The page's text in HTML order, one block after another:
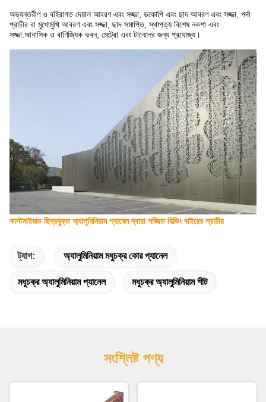
অভ্যন্তরীণ ও বহিরাগত দেয়াল আবরণ এবং সজ্জা, ডকোপি এবং ছাদ আবরণ এবং সজ্জা, পর্দা
প্রাচীর বা মুখোমুখি আবরণ এবং সজ্জা, ছাদ সমাপ্তি, স্থাপত্য বিশেষ নকশা এবং
সজ্জা.আবাসিক ও বাণিজ্যিক ভবন, মেট্রো এবং টানেলের জন্য প্রযোজ্য।
কাস্টমাইজড ছিদ্রযুক্ত অ্যালুমিনিয়াম প্যানেল দ্বারা সজ্জিত বিল্ডিং বাইরের প্রাচীর
ট্যাগ: অ্যালুমিনিয়াম মধুচক্র কোর প্যানেল
মধুচক্র অ্যালুমিনিয়াম প্যানেল মধুচক্র অ্যালুমিনিয়াম শীট
সংশ্লিষ্ট পণ্য